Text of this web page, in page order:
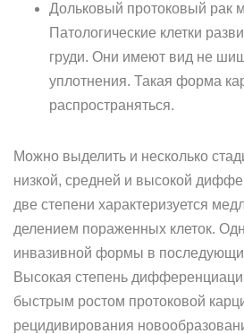
Дольковый протоковый рак
Патологические клетки
груди. Они имеют вид не
уплотнения. Такая форма
распространяться.
Можно выделить и несколько
низкой, средней и высокой
две степени характеризуется
делением пораженных клеток.
инвазивной формы в
Высокая степень
быстрым ростом протоковой
рецидивирования